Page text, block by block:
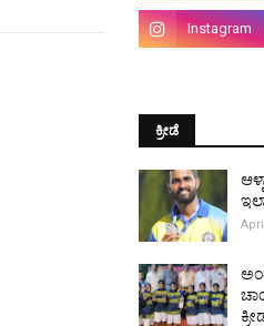
ಕ್ರೀಡೆ